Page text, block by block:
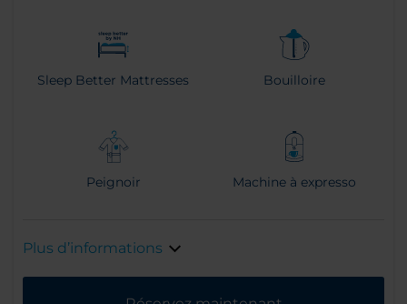
Sleep Better Mattresses Bouilloire
Peignoir Machine à expresso
Plus d’informations